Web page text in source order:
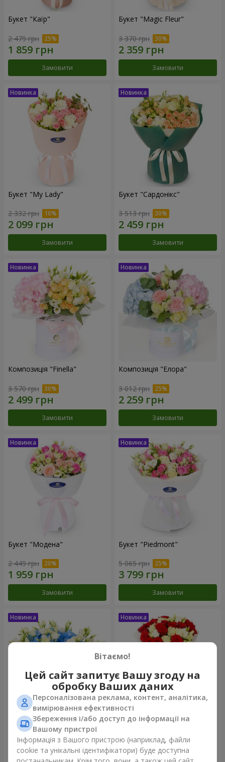
Букет "Каїр"
2 479 грн
Замовити
Букет "Magic Fleur"
3 370 грн
Замовити
Букет "My Lady"
2 332 грн
Замовити
Букет "Сардонікс"
3 513 грн
Замовити
Композиція "Finella"
3 570 грн
Замовити
Композиція "Елора"
3 012 грн
Замовити
Букет "Модена"
2 449 грн
Замовити
Букет "Piedmont"
5 065 грн
Замовити
Композиція "Сільвія"
3 856 грн
Букет "Katarina"
2 874 грн
Вітаємо!
Цей сайт запитує Вашу згоду на
обробку Ваших даних
Персоналізована реклама, контент, аналітика,
вимірювання ефективності
Збереження і/або доступ до інформації на
Вашому пристрої
Інформація з Вашого пристрою (наприклад, файли
cookie та унікальні ідентифікатори) буде доступна